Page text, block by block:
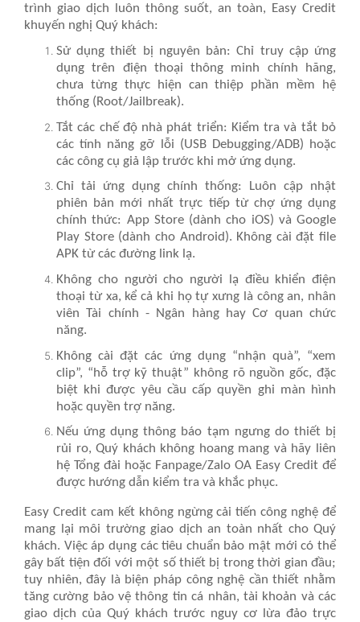
trình giao dịch luôn thông suốt, an toàn, Easy Credit
khuyến nghị Quý khách:
Sử dụng thiết bị nguyên bản: Chỉ truy cập ứng
dụng trên điện thoại thông minh chính hãng,
chưa từng thực hiện can thiệp phần mềm hệ
thống (Root/Jailbreak).
Tắt các chế độ nhà phát triển: Kiểm tra và tắt bỏ
các tính năng gỡ lỗi (USB Debugging/ADB) hoặc
các công cụ giả lập trước khi mở ứng dụng.
Chỉ tải ứng dụng chính thống: Luôn cập nhật
phiên bản mới nhất trực tiếp từ chợ ứng dụng
chính thức: App Store(dành cho iOS) và Google
Play Store(dành cho Android). Không cài đặt file
APK từ các đường link lạ.
Không cho người cho người lạ điều khiển điện
thoại từ xa, kể cả khi họ tự xưng là công an, nhân
viên Tài chính - Ngân hàng hay Cơ quan chức
năng.
Không cài đặt các ứng dụng “nhận quà”, “xem
clip”, “hỗ trợ kỹ thuật” không rõ nguồn gốc, đặc
biệt khi được yêu cầu cấp quyền ghi màn hình
hoặc quyền trợ năng.
Nếu ứng dụng thông báo tạm ngưngdo thiết bị
rủi ro, Quý khách không hoang mang và hãy liên
hệ Tổng đài hoặc Fanpage/Zalo OA Easy Credit để
được hướng dẫn kiểm tra và khắc phục.
Easy Credit cam kết không ngừng cải tiến công nghệ để
mang lại môi trường giao dịch an toàn nhất cho Quý
khách. Việc áp dụng các tiêu chuẩn bảo mật mới có thể
gây bất tiện đối với một số thiết bị trong thời gian đầu;
tuy nhiên, đây là biện pháp công nghệ cần thiết nhằm
tăng cường bảo vệ thông tin cá nhân, tài khoản và các
giao dịch của Quý khách trước nguy cơ lừa đảo trực